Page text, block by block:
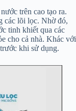
trên cao tạo ra.
các lõi lọc. Nhờ đó,
tinh khiết qua các
cho cả nhà. Khác với
khi sử dụng.